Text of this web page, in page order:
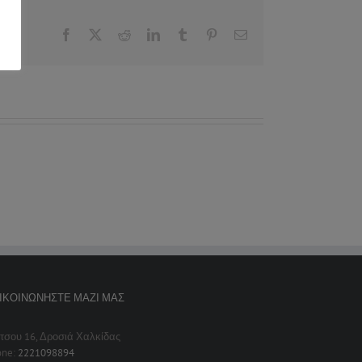
Facebook RedditLinkedInTumblr PinterestEmail
ΜΑΖΊ ΜΑΣ
16, Δροσιά Χαλκίδας
2221098894